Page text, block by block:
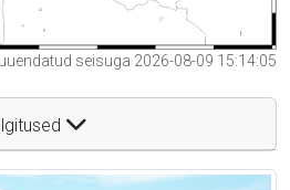
seisuga 2026-08-09 15:14:05